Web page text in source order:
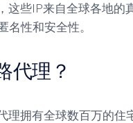
这些IP来自全球各地的
名性和安全性。
代理？
理拥有全球数百万的住